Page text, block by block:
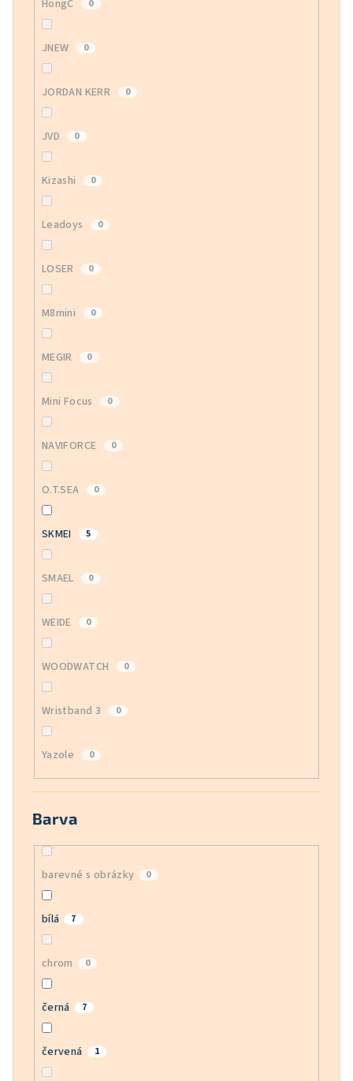
HongC 0
JNEW 0
JORDAN KERR 0
JVD 0
Kizashi 0
Leadoys 0
LOSER 0
M8mini 0
MEGIR 0
Mini Focus 0
NAVIFORCE 0
O.T.SEA 0
SKMEI 5
SMAEL 0
WEIDE 0
WOODWATCH 0
Wristband 3 0
Yazole 0
Barva
barevné s obrázky 0
bílá 7
chrom 0
černá 7
červená 1